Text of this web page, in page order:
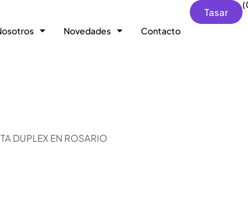
Novedades Contacto
Tasar
DUPLEX EN ROSARIO